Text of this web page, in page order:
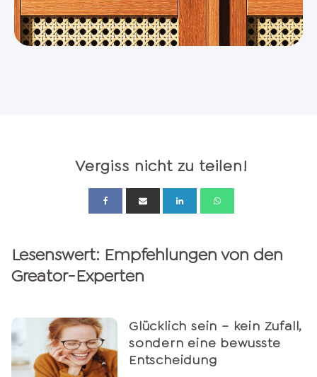
Vergiss nicht zu teilen!
Lesenswert: Empfehlungen von den
Greator-Experten
Glücklich sein – kein Zufall,
sondern eine bewusste
Entscheidung